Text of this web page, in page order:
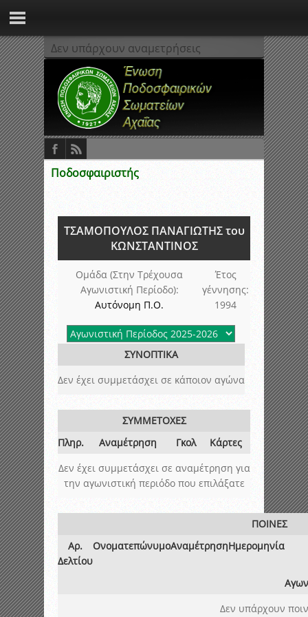
Δεν υπάρχουν αναμετρήσεις
Ποδοσφαιριστής
ΤΣΑΜΟΠΟΥΛΟΣ ΠΑΝΑΓΙΩΤΗΣ του
ΚΩΝΣΤΑΝΤΙΝΟΣ
Ομάδα (Στην Τρέχουσα
Αγωνιστική Περίοδο):
Αυτόνομη Π.Ο.
Έτος
γέννησης:
1994
ΣΥΝΟΠΤΙΚΑ
Δεν έχει συμμετάσχει σε κάποιον αγώνα
ΣΥΜΜΕΤΟΧΕΣ
Πληρ.
Αναμέτρηση Γκολ
Κάρτες
Δεν έχει συμμετάσχει σε αναμέτρηση για
την αγωνιστική περιόδο που επιλάξατε
ΠΟΙΝΕΣ
Αρ.
Δελτίου
ΟνοματεπώνυμοΑναμέτρησηΗμερομηνία
Δεν υπάρχουν